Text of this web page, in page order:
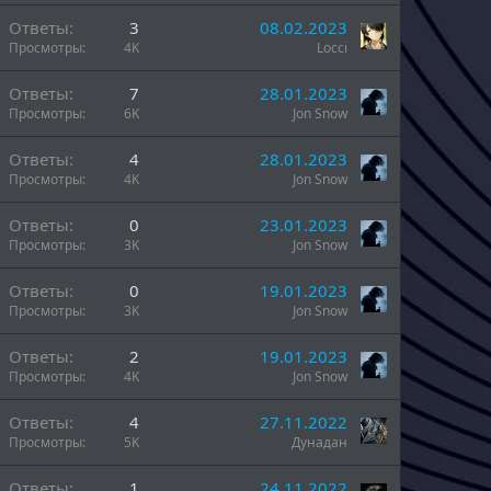
Ответы 3
Просмотры 4K
08.02.2023
Locci
Ответы 7
Просмотры 6K
28.01.2023
Jon Snow
Ответы 4
Просмотры 4K
28.01.2023
Jon Snow
Ответы 0
Просмотры 3K
23.01.2023
Jon Snow
Ответы 0
Просмотры 3K
19.01.2023
Jon Snow
Ответы 2
Просмотры 4K
19.01.2023
Jon Snow
Ответы 4
Просмотры 5K
27.11.2022
Дунадан